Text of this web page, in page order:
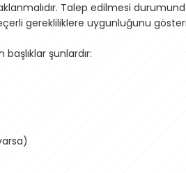
Talep edilmesi
gerekliliklere uygunluğunu
şunlardır: